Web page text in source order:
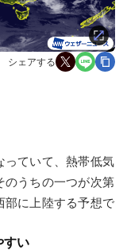
シェアする
っていて、熱帯低気
のうちの一つが次第
部に上陸する予想で
すい